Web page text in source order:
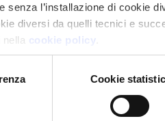
senza l’installazione di cookie
diversi da quelli tecnici e
nella cookie policy
Cookie